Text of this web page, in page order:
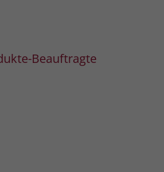
Beauftragte